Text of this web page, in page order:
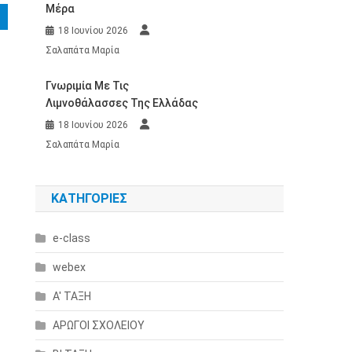
Μέρα
18 Ιουνίου 2026
Σαλαπάτα Μαρία
Γνωριμία Με Τις
Λιμνοθάλασσες Της Ελλάδας
18 Ιουνίου 2026
Σαλαπάτα Μαρία
KΑΤΗΓΟΡΊΕΣ
e-class
webex
Α' ΤΑΞΗ
ΑΡΩΓΟΙ ΣΧΟΛΕΙΟΥ